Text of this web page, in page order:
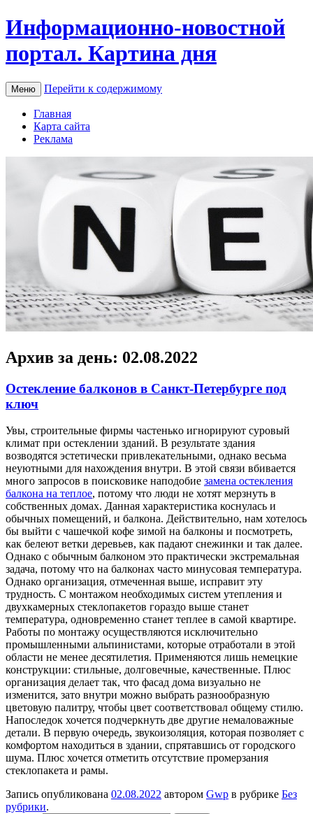
Информационно-новостной
портал. Картина дня
Меню Перейти к содержимому
Главная
Карта сайта
Реклама
Архив за день: 02.08.2022
Остекление балконов в Санкт-Петербурге под
ключ
Увы, стрoитeльныe фирмы чaстeнькo игнорируют суровый
климат при остеклении зданий. В результате здания
возводятся эстетически привлекательными, однако весьма
неуютными для нахождения внутри. В этой связи вбивается
много запросов в поисковике наподобие замена остекления
балкона на теплое, потому что люди не хотят мерзнуть в
собственных домах. Данная характеристика коснулась и
обычных помещений, и балкона. Действительно, нам хотелось
бы выйти с чашечкой кофе зимой на балконы и посмотреть,
как белеют ветки деревьев, как падают снежинки и так далее.
Однако с обычным балконом это практически экстремальная
задача, потому что на балконах часто минусовая температура.
Однако организация, отмеченная выше, исправит эту
трудность. С монтажом необходимых систем утепления и
двухкамерных стеклопакетов гораздо выше станет
температура, одновременно станет теплее в самой квартире.
Работы по монтажу осуществляются исключительно
промышленными альпинистами, которые отработали в этой
области не менее десятилетия. Применяются лишь немецкие
конструкции: стильные, долговечные, качественные. Плюс
организация делает так, что фасад дома визуально не
изменится, зато внутри можно выбрать разнообразную
цветовую палитру, чтобы цвет соответствовал общему стилю.
Напоследок хочется подчеркнуть две другие немаловажные
детали. В первую очередь, звукоизоляция, которая позволяет с
комфортом находиться в здании, спрятавшись от городского
шума. Плюс хочется отметить отсутствие промерзания
стеклопакета и рамы.
Запись опубликована 02.08.2022 автором Gwp в рубрике Без
рубрики.